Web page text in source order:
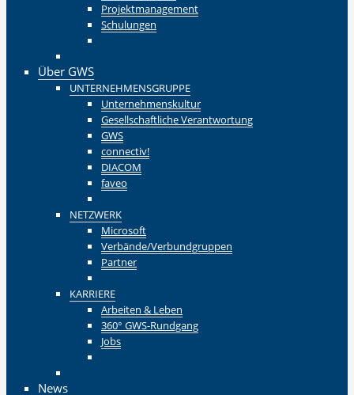
Projektmanagement
Schulungen
Über GWS
UNTERNEHMENSGRUPPE
Unternehmenskultur
Gesellschaftliche Verantwortung
GWS
connectiv!
DIACOM
faveo
NETZWERK
Microsoft
Verbände/Verbundgruppen
Partner
KARRIERE
Arbeiten & Leben
360° GWS-Rundgang
Jobs
News